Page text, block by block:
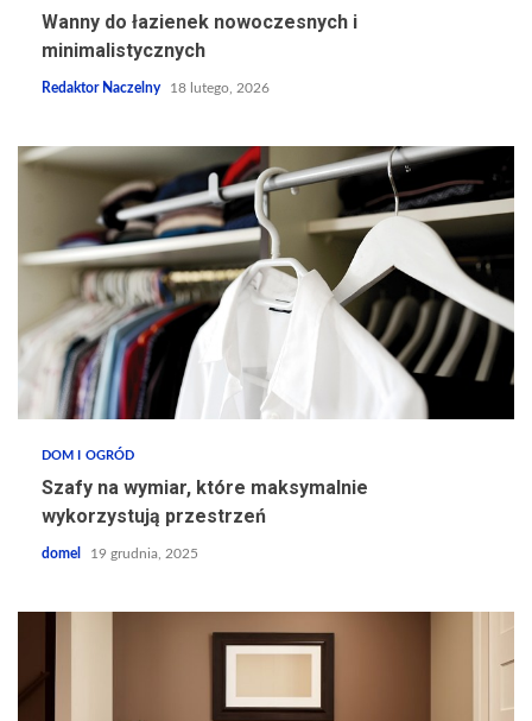
Wanny do łazienek nowoczesnych i
minimalistycznych
Redaktor Naczelny 18 lutego, 2026
DOM I OGRÓD
Szafy na wymiar, które maksymalnie
wykorzystują przestrzeń
domel 19 grudnia, 2025